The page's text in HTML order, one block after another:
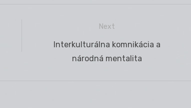
Next
NextInterkulturálna komnikácia a
národná mentalita